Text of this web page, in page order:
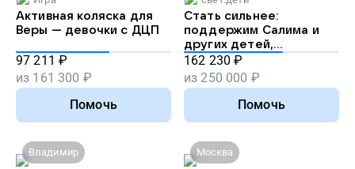
Активная коляска для
Веры — девочки с ДЦП
97 211 ₽
из 161 300 ₽
Помочь
Стать сильнее:
поддержим Салима и
других детей,
перенесших рак
162 230 ₽
из250 000 ₽
Помочь
Владимир
Москва